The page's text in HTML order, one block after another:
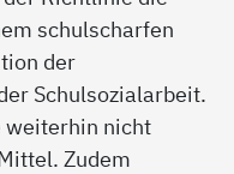
schulscharfen
der
Schulsozialarbeit.
weiterhin nicht
Zudem